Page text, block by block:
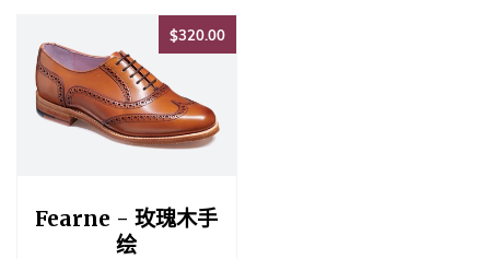
$320.00$320.00
Fearne - 玫瑰木手
绘